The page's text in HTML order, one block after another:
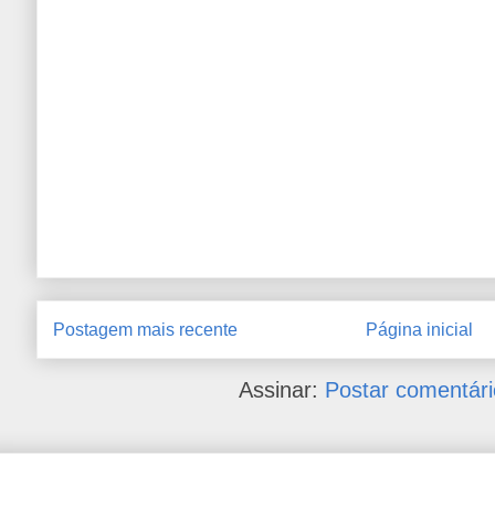
Postagem mais recente Página inicial
Assinar: Postar